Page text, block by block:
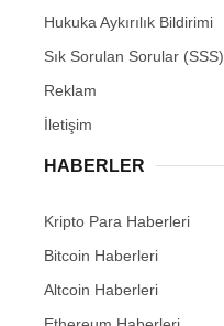
Hukuka Aykırılık Bildirimi
Sık Sorulan Sorular (SSS)
Reklam
İletişim
HABERLER
Kripto Para Haberleri
Bitcoin Haberleri
Altcoin Haberleri